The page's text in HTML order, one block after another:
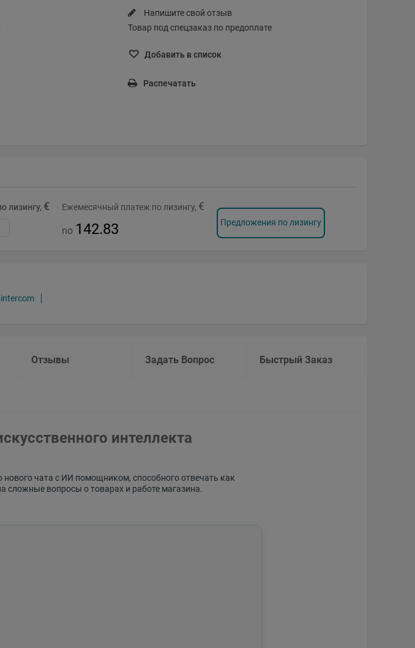
Напишите свой отзыв
Товар под спецзаказ по предоплате
Добавить в список
Распечатать
лизингу, € Ежемесячный платеж по лизингу, €
no 142.83 Предложения по лизингу
Отзывы Задать Вопрос Быстрый Заказ
интеллекта
нового чата с ИИ помощником, способного отвечать как
сложные вопросы о товарах и работе магазина.